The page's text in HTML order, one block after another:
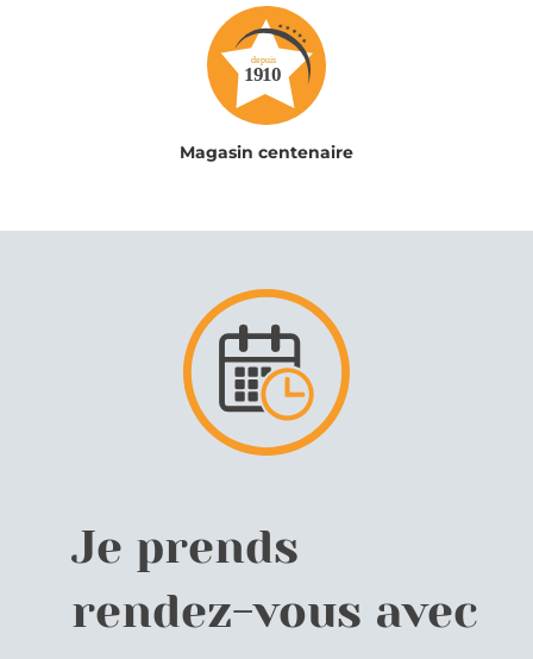
Magasin centenaire
Je prends
rendez-vous avec